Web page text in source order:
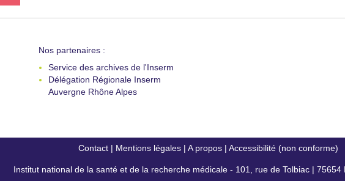
Nos partenaires :
Service des archives de l'Inserm
Délégation Régionale Inserm
Auvergne Rhône Alpes
Contact| Mentions légales| A propos| Accessibilité (non conforme)
Institut national de la santé et de la recherche médicale - 101, rue de Tolbiac | 75654